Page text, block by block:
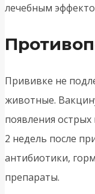
лечебным
Прививке не
животные.
появления
2 недель после
антибиотики,
препараты.